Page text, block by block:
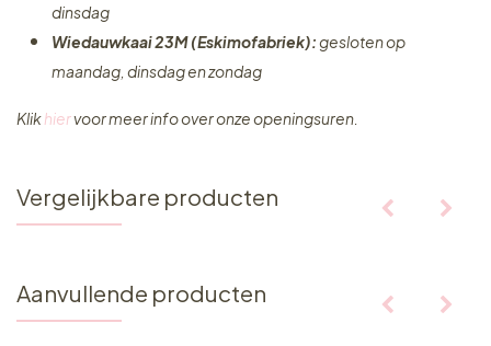
dinsdag
Wiedauwkaai 23M (Eskimofabriek):gesloten op
maandag, dinsdag en zondag
Klikhiervoor meer info over onze openingsuren.
Vergelijkbare producten
Aanvullende producten